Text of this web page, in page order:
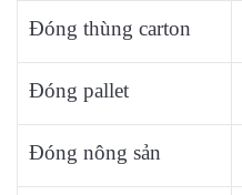
Đóng thùng carton
Đóng pallet
Đóng nông sản